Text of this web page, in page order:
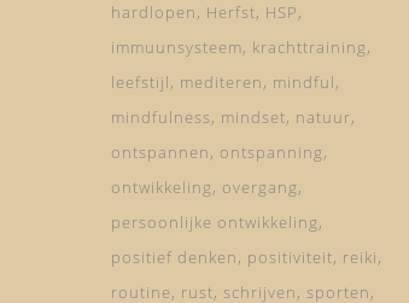
hardlopen
Herfst HSP
immuunsysteem krachttraining
leefstijl
mediteren
mindful
mindfulness mindset natuur
ontspannen
ontspanning
ontwikkeling
overgang
persoonlijke ontwikkeling
positief denken
positiviteit reiki
routine rust schrijven sporten